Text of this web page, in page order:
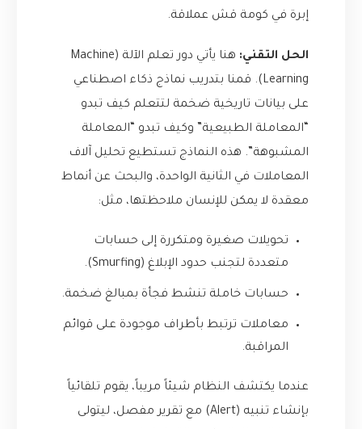
إبرة في كومة قش عملاقة.
الحل التقني:
هنا يأتي دور تعلم الآلة (Machine
Learning). قمنا بتدريب نماذج ذكاء اصطناعي
على بيانات تاريخية ضخمة لتتعلم كيف تبدو
“المعاملة الطبيعية” وكيف تبدو “المعاملة
المشبوهة”. هذه النماذج تستطيع تحليل آلاف
المعاملات في الثانية الواحدة، والبحث عن أنماط
معقدة لا يمكن للإنسان ملاحظتها، مثل:
تحويلات صغيرة ومتكررة إلى حسابات
متعددة لتجنب حدود الإبلاغ (Smurfing).
حسابات خاملة تنشط فجأة بمبالغ ضخمة.
معاملات ترتبط بأطراف موجودة على قوائم
المراقبة.
عندما يكتشف النظام شيئاً مريباً، يقوم تلقائياً
بإنشاء تنبيه (Alert) مع تقرير مفصل، ليتولى